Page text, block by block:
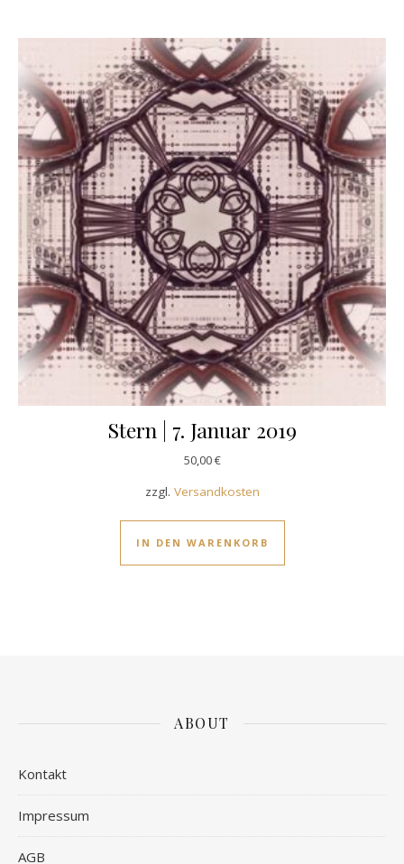
Stern | 7. Januar 2019
50,00€
zzgl. Versandkosten
IN DEN WARENKORB
ABOUT
Kontakt
Impressum
AGB